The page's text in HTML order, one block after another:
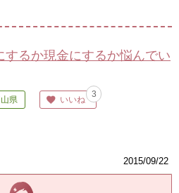
するか現金にするか悩んでい
県 いいね
3
2015/09/22